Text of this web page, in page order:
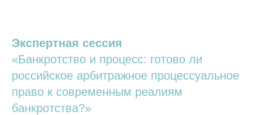
Экспертная сессия
«Банкротство и процесс: готово ли
российское арбитражное процессуальное
право к современным реалиям
банкротства?»